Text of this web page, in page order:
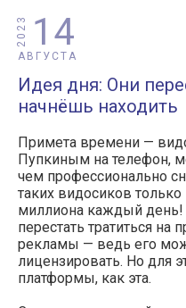
14
АВГУСТА
2023
Идея дня: Они
начнёшь находить
Примета времени —
Пупкиным на телефон,
чем профессионально
таких видосиков
миллиона каждый
перестать тратиться на
рекламы — ведь его
лицензировать. Но для
платформы, как эта.